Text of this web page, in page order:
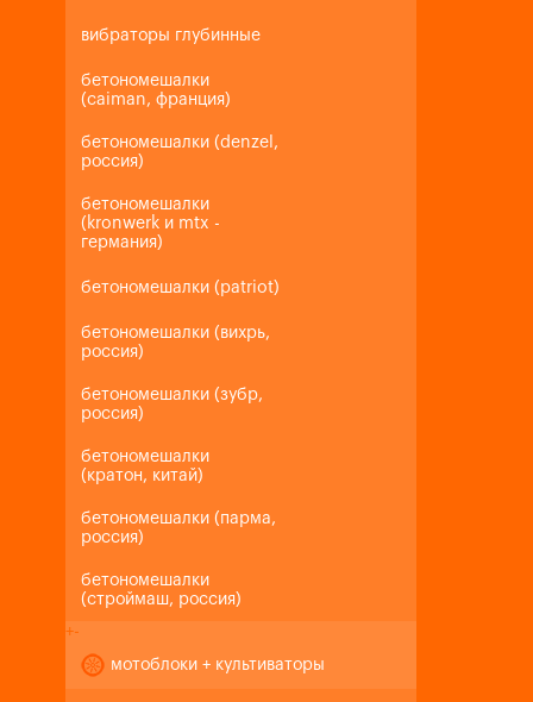
вибраторы глубинные
бетономешалки
(caiman, франция)
бетономешалки (denzel,
россия)
бетономешалки
(kronwerk и mtx -
германия)
бетономешалки (patriot)
бетономешалки (вихрь,
россия)
бетономешалки (зубр,
россия)
бетономешалки
(кратон, китай)
бетономешалки (парма,
россия)
бетономешалки
(строймаш, россия)
+-
мотоблоки + культиваторы